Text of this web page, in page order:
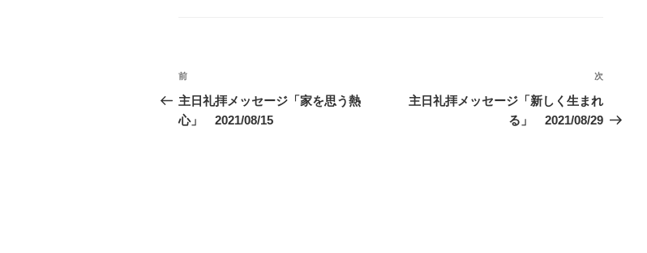
投
稿
ナ
前
の
投
前
主日礼拝メッセージ「家を思う熱
心」 2021/08/15
次
投
次
主日礼拝メッセージ「新しく生まれ
る」 2021/08/29